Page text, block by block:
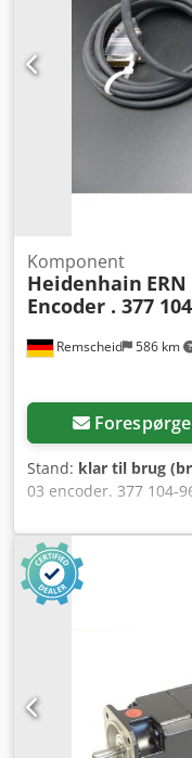
Remscheid 586 km
Komponent
Heidenhain
Encoder . 377
Forespørge
Stand: klar til brug
03 encoder. 377 104-
funktionsdygtig,
Aei Eah Uek Tsf